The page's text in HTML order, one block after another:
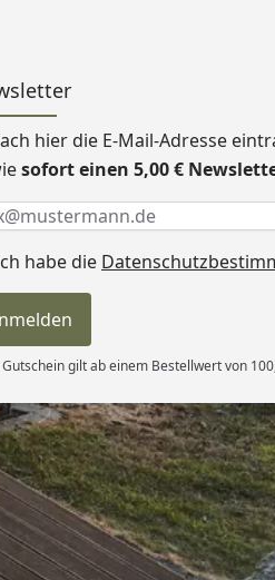
hier die E-Mail-Adresse
sofort einen 5,00 €
Eingabe erforderlich
erforderlich
*
habe die
gilt ab einem Bestellwert von